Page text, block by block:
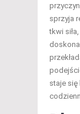
sprzyja
tkwi
staje